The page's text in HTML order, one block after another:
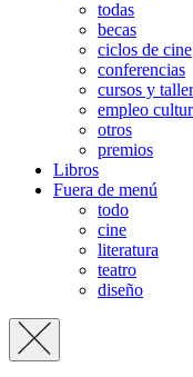
todas
becas
ciclos de cine
conferencias
cursos y
empleo
otros
premios
Libros
Fuera de menú
todo
cine
literatura
teatro
diseño